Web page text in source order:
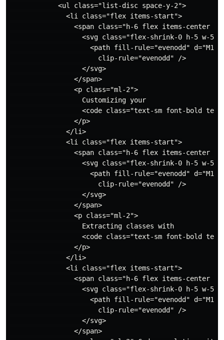
            <ul class="list-disc space-y-2">
              <li class="flex items-start">
<span class="h-6 flex items-center
<svg class="flex-shrink-0 h-5 w-5
<path fill-rule="evenodd"
                      clip-rule="evenodd" />
                  </svg>
                </span>
                <p class="ml-2">
                  Customizing your
<code class="text-sm font-bold
                </p>
              </li>
              <li class="flex items-start">
<span class="h-6 flex items-center
<svg class="flex-shrink-0 h-5 w-5
<path fill-rule="evenodd"
                      clip-rule="evenodd" />
                  </svg>
                </span>
                <p class="ml-2">
                  Extracting classes with
<code class="text-sm font-bold
                </p>
              </li>
              <li class="flex items-start">
<span class="h-6 flex items-center
<svg class="flex-shrink-0 h-5 w-5
<path fill-rule="evenodd"
                      clip-rule="evenodd" />
                  </svg>
                </span>